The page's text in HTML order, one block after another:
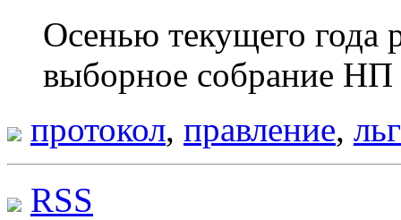
Осенью текущего года
выборное собрание НП
протокол, правление,
RSS